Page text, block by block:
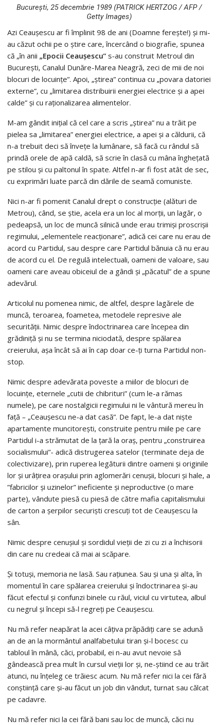
Bucureşti, 25 decembrie 1989 (PATRICK HERTZOG / AFP /
Getty Images)
Azi Ceauşescu ar fi împlinit 98 de ani (Doamne fereşte!) şi mi-
au căzut ochii pe o ştire care, încercând o biografie, spunea
că „în anii „Epocii Ceauşescu” s-au construit Metroul din
Bucureşti, Canalul Dunăre-Marea Neagră, zeci de mii de noi
blocuri de locuinţe”. Apoi, „ştirea” continua cu „povara datoriei
externe”, cu „limitarea distribuirii energiei electrice şi a apei
calde” şi cu raţionalizarea alimentelor.
M-am gândit iniţial că cel care a scris „ştirea” nu a trăit pe
pielea sa „limitarea” energiei electrice, a apei şi a căldurii, că
n-a trebuit deci să înveţe la lumânare, să facă cu rândul să
prindă orele de apă caldă, să scrie în clasă cu mâna îngheţată
pe stilou şi cu paltonul în spate. Altfel n-ar fi fost atât de sec,
cu exprimări luate parcă din dările de seamă comuniste.
Nici n-ar fi pomenit Canalul drept o construcţie (alături de
Metrou), când, se ştie, acela era un loc al morţii, un lagăr, o
pedeapsă, un loc de muncă silnică unde erau trimişi proscrişii
regimului, „elementele reacţionare”, adică cei care nu erau de
acord cu Partidul, sau despre care Partidul bănuia că nu erau
de acord cu el. De regulă intelectuali, oameni de valoare, sau
oameni care aveau obiceiul de a gândi şi „păcatul” de a spune
adevărul.
Articolul nu pomenea nimic, de altfel, despre lagărele de
muncă, teroarea, foametea, metodele represive ale
securităţii. Nimic despre îndoctrinarea care începea din
grădiniţă şi nu se termina niciodată, despre spălarea
creierului, aşa încât să ai în cap doar ce-ţi turna Partidul non-
stop.
Nimic despre adevărata poveste a miilor de blocuri de
locuinţe, eternele „cutii de chibrituri” (cum le-a rămas
numele), pe care nostalgicii regimului ni le vântură mereu în
faţă – „Ceauşescu ne-a dat casă”. De fapt, le-a dat nişte
apartamente muncitoreşti, construite pentru miile pe care
Partidul i-a strămutat de la ţară la oraş, pentru „construirea
socialismului”- adică distrugerea satelor (terminate deja de
colectivizare), prin ruperea legăturii dintre oameni şi originile
lor şi urâţirea oraşului prin aglomerări cenuşii, blocuri şi hale, a
”fabricilor şi uzinelor” ineficiente şi neproductive (o mare
parte), vândute piesă cu piesă de către mafia capitalismului
de carton a şerpilor securişti crescuţi tot de Ceauşescu la
sân.
Nimic despre cenuşiul şi sordidul vieţii de zi cu zi a închisorii
din care nu credeai că mai ai scăpare.
Şi totuşi, memoria ne lasă. Sau raţiunea. Sau şi una şi alta, în
momentul în care spălarea creierului şi îndoctrinarea şi-au
făcut efectul şi confunzi binele cu răul, viciul cu virtutea, albul
cu negrul şi începi să-l regreţi pe Ceauşescu.
Nu mă refer neapărat la acei câţiva prăpădiţi care se adună
an de an la mormântul analfabetului tiran şi-l bocesc cu
tabloul în mână, căci, probabil, ei n-au avut nevoie să
gândească prea mult în cursul vieţii lor şi, ne-ştiind ce au trăit
atunci, nu înţeleg ce trăiesc acum. Nu mă refer nici la cei fără
conştiinţă care şi-au făcut un job din vândut, turnat sau călcat
pe cadavre.
Nu mă refer nici la cei fără bani sau loc de muncă, căci nu